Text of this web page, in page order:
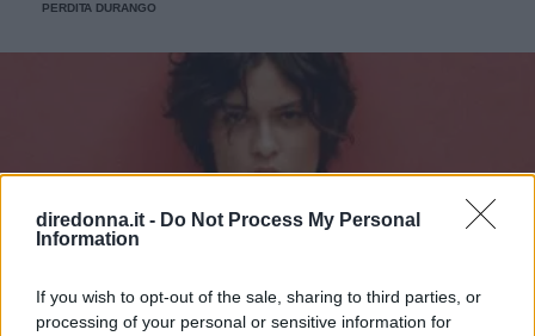
diredonna.it - Do Not Process My Personal
Information
If you wish to opt-out of the sale, sharing to third parties, or
processing of your personal or sensitive information for
PERDITA DURANGO